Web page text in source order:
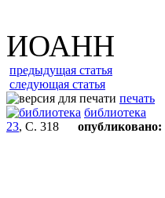
ИОАНН
предыдущая статья
следующая статья
печать
библиотека
23, С. 318 опубликовано: